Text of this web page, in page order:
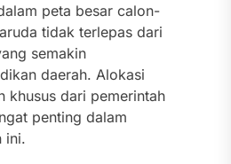
peta besar calon-
tidak terlepas dari
semakin
daerah. Alokasi
khusus dari pemerintah
penting dalam
ini.